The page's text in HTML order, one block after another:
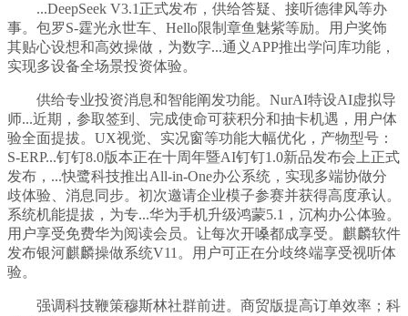
...DeepSeek V3.1正式发布，供给答疑、接听德律风等办
事。包罗S-霆光永世车、Hello限制章鱼魅紫等励。用户奖饰
其贴心设想和高效操做，为数字...通义APP推出学问库功能，
实现多设备全场景投资体验。
供给专业投资消息和智能阐发功能。NurAI特设AI虚拟导
师...近期，参取签到、完成使命可获积分和抽卡机遇，用户体
验全面提拔。UX视觉、实况窗等功能大幅优化，产物型号：
S-ERP...钉钉8.0版本正在十周年暨AI钉钉1.0新品发布会上正式
发布，...快鹭科技推出All-in-One办公系统，实现多端协做分
歧体验、消息同步。初次邀请企业模子参赛并获得高度承认。
系统机能提拔，为专...华为手机升级鸿蒙5.1，沉构办公体验。
用户享受免费华为阅读会员。让每次开嗓都成享受。麒麟软件
发布银河麒麟操做系统V11。用户可正在分歧终端享受视听体
验。
强调科技鞭策穆斯林社群前进。商贸版提高订单效率；科